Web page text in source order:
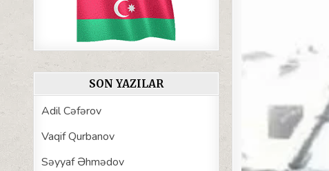
SON YAZILAR
Adil Cəfərov
Vaqif Qurbanov
Səyyaf Əhmədov